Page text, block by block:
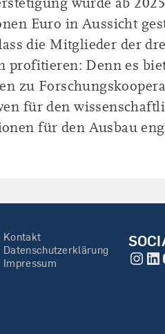
Euro in Aussicht
die Mitglieder der
profitieren: Denn es
zu
für den
für den Ausbau
Kontakt
Datenschutzerklärung
Impressum